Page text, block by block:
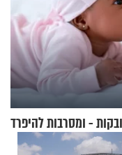
- ומסרבות להיפרד